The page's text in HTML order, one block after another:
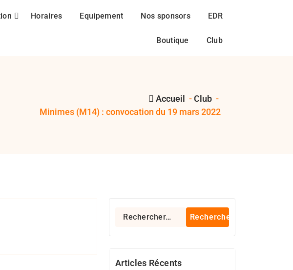
Horaires Equipement Nos sponsors EDR
Boutique Club
Accueil -Club -
Minimes (M14) : convocation du 19 mars 2022
Rechercher :
Articles Récents